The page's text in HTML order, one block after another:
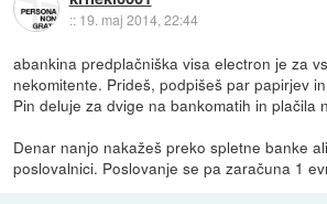
:: 19. maj 2014, 22:44
abankina predplačniška visa electron je za
nekomitente. Prideš, podpišeš par papirjev
Pin deluje za dvige na bankomatih in plačila
Denar nanjo nakažeš preko spletne banke
poslovalnici. Poslovanje se pa zaračuna 1